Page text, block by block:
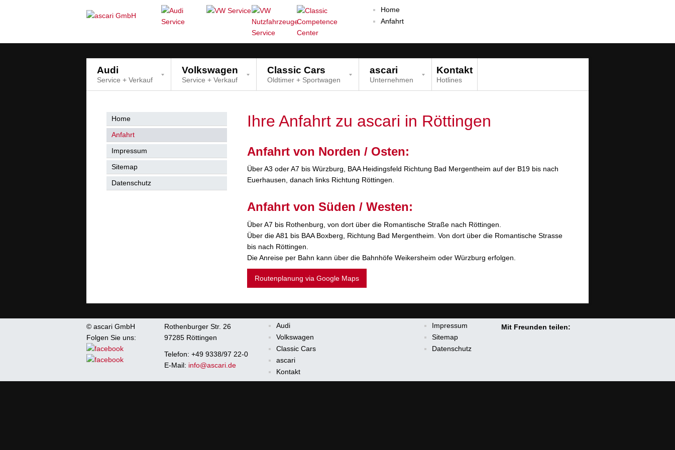
Home
Anfahrt
Audi
Service + Verkauf
Volkswagen
Service + Verkauf
Classic Cars
Oldtimer + Sportwagen
ascari
Unternehmen
Kontakt
Hotlines
Home
Anfahrt
Impressum
Sitemap
Datenschutz
Ihre Anfahrt zu ascari in Röttingen
Anfahrt von Norden / Osten:
Über A3 oder A7 bis Würzburg, BAA Heidingsfeld Richtung Bad Mergentheim auf der B19 bis nach
Euerhausen, danach links Richtung Röttingen.
Anfahrt von Süden / Westen:
Über A7 bis Rothenburg, von dort über die Romantische Straße nach Röttingen.
Über die A81 bis BAA Boxberg, Richtung Bad Mergentheim. Von dort über die Romantische Strasse
bis nach Röttingen.
Die Anreise per Bahn kann über die Bahnhöfe Weikersheim oder Würzburg erfolgen.
Routenplanung via Google Maps
© ascari GmbH
Folgen Sie uns:
Rothenburger Str. 26
97285 Röttingen
Telefon: +49 9338/97 22-0
E-Mail: info@ascari.de
Audi
Volkswagen
Classic Cars
ascari
Kontakt
Impressum
Sitemap
Datenschutz
Mit Freunden teilen:
auf LinkedIn teilen